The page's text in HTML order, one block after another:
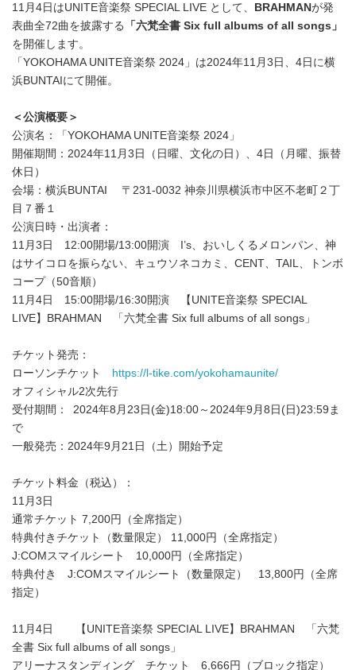
11月4日はUNITE音楽祭 SPECIAL LIVE として、
BRAHMANが発
表曲全72曲を披露する
「六梵全書 Six full albums of all songs」
を開催します。
「YOKOHAMA UNITE音楽祭 2024」は2024年11月3日、4日に横
浜BUNTAIにて開催。
＜公演概要＞
公演名：「YOKOHAMA UNITE音楽祭 2024」
開催期間：2024年11月3日（日曜、文化の日）、4日（月曜、振替
休日）
会場：横浜BUNTAI 〒231-0032 神奈川県横浜市中区不老町２丁
目７番１
公演日時・出演者：
11月3日 12:00開場/13:00開演 I’s、おいしくるメロンパン、神
はサイコロを振らない、キュウソネコカミ、CENT、TAIL、トンボ
コープ（50音順）
11月4日 15:00開場/16:30開演 【UNITE音楽祭 SPECIAL
LIVE】BRAHMAN 「六梵全書 Six full albums of all songs」
チケット発売：
ローソンチケット
https://l-tike.com/yokohamaunite/
オフィシャル2次先行
受付期間： 2024年8月23日(金)18:00～2024年9月8日(日)23:59ま
で
一般発売：2024年9月21日（土）開始予定
チケット料金（税込）：
11月3日
通常チケット 7,200円（全席指定）
特典付きチケット（数量限定） 11,000円（全席指定）
J:COMスマイルシート 10,000円（全席指定）
特典付き J:COMスマイルシート（数量限定） 13,800円（全席
指定）
11月4日 【UNITE音楽祭 SPECIAL LIVE】BRAHMAN 「六梵
全書 Six full albums of all songs」
アリーナスタンディング チケット 6,666円（ブロック指定）